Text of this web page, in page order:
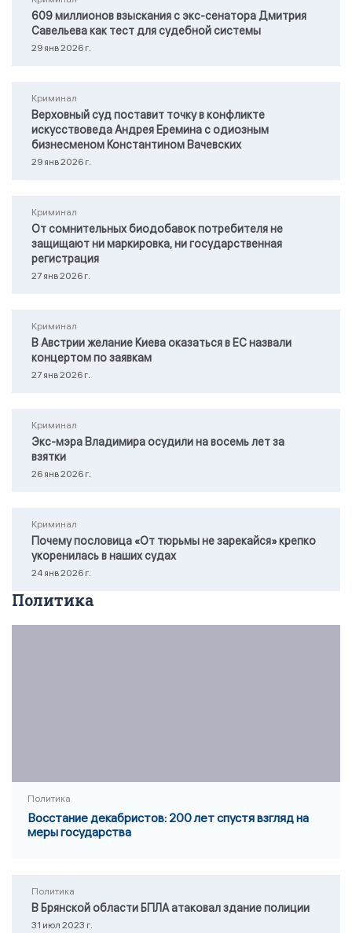
609 миллионов взыскания с экс-сенатора Дмитрия
Савельева как тест для судебной системы
29 янв 2026 г.
Криминал
Верховный суд поставит точку в конфликте
искусствоведа Андрея Еремина с одиозным
бизнесменом Константином Вачевских
29 янв 2026 г.
Криминал
От сомнительных биодобавок потребителя не
защищают ни маркировка, ни государственная
регистрация
27 янв 2026 г.
Криминал
В Австрии желание Киева оказаться в ЕС назвали
концертом по заявкам
27 янв 2026 г.
Криминал
Экс-мэра Владимира осудили на восемь лет за
взятки
26 янв 2026 г.
Криминал
Почему пословица «От тюрьмы не зарекайся» крепко
укоренилась в наших судах
24 янв 2026 г.
Политика
Политика
Восстание декабристов: 200 лет спустя взгляд на
меры государства
Политика
В Брянской области БПЛА атаковал здание полиции
31 июл 2023 г.